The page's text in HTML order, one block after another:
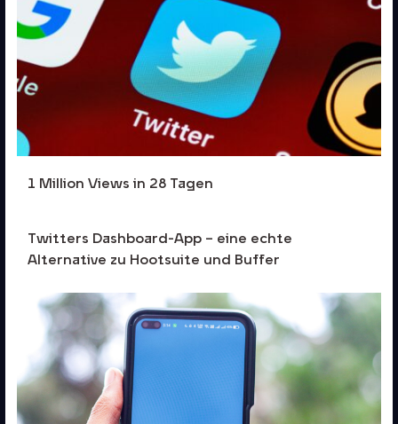
1 Million Views in 28 Tagen
Twitters Dashboard-App – eine echte
Alternative zu Hootsuite und Buffer